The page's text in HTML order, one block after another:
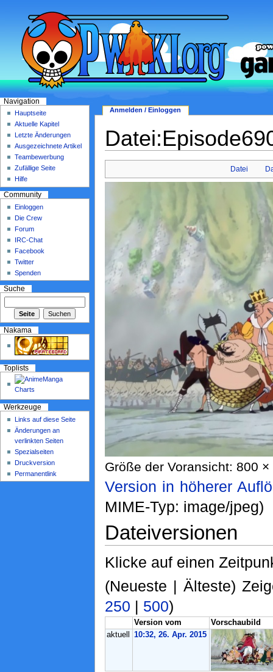
Datei
Größe der Voransicht: 800
Version in höherer
MIME-Typ: image/jpeg)
Dateiversionen
Klicke auf einen
(Neueste | Älteste)
250 | 500)
Version vom
Vorschaubild
aktuell
10:32, 26. Apr. 2015
Anmelden / Einloggen
Navigation
Hauptseite
Aktuelle Kapitel
Letzte Änderungen
Ausgezeichnete Artikel
Teambewerbung
Zufällige Seite
Hilfe
Community
Einloggen
Die Crew
Forum
IRC-Chat
Facebook
Twitter
Spenden
Suche
Nakama
Toplists
Werkzeuge
Links auf diese Seite
Änderungen an
verlinkten Seiten
Spezialseiten
Druckversion
Permanentlink